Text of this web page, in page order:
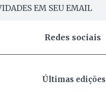
EM SEU EMAIL
Redes sociais
Últimas edições